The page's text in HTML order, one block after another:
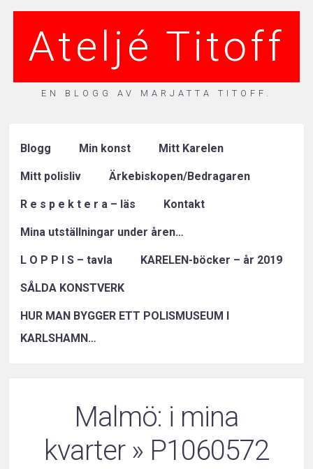
Ateljé Titoff
EN BLOGG AV MARJATTA TITOFF.
Blogg Min konst Mitt Karelen
Mitt polisliv Ärkebiskopen/Bedragaren
R e s p e k t e r a – läs Kontakt
Mina utställningar under åren…
L O P P I S – tavla KARELEN-böcker – år 2019
SÅLDA KONSTVERK
HUR MAN BYGGER ETT POLISMUSEUM I
KARLSHAMN…
Malmö: i mina
kvarter» P1060572